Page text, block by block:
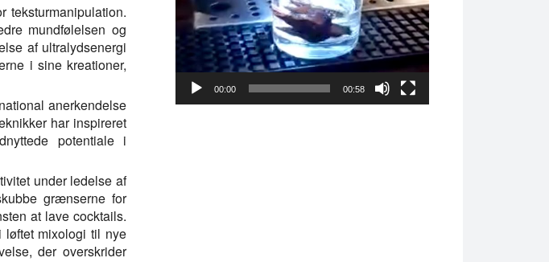
mundfølelsen og
af ultralydsenergi
i sine kreationer,
anerkendelse
har inspireret
potentiale i
under ledelse af
grænserne for
at lave cocktails.
løftet mixologi til nye
der overskrider
00:00 00:58